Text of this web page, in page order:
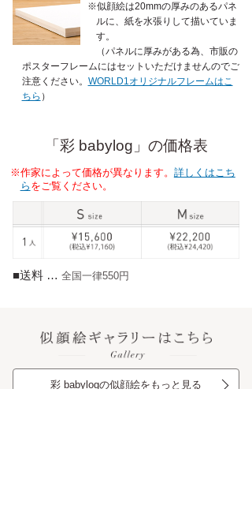
※似顔絵は20mmの厚みのあるパネ
ルに、紙を水張りして描いていま
す。
（パネルに厚みがある為、市販の
ポスターフレームにはセットいただけませんのでご
注意ください。 WORLD1オリジナルフレームはこ
ちら ）
「彩 babylog」の価格表
※作家によって価格が異なります。 詳しくはこち
ら をご覧ください。
■送料 … 全国一律550円
彩 babylogの似顔絵をもっと見る